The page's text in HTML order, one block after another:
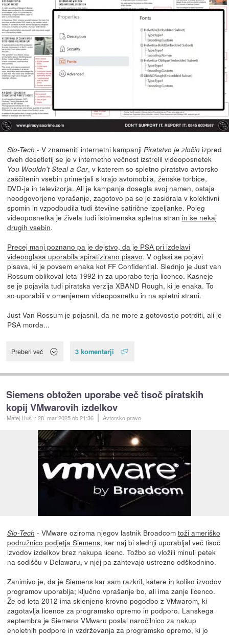
Slo-Tech - V znameniti internetni kampanji Piratstvo je zločin izpred
dveh desetletij se je v internetno večnost izstrelil videoposnetek
You Wouldn't Steal a Car, v katerem so spletno piratstvo avtorsko
zaščitenih vsebin primerjali s krajo avtomobila, ženske torbice,
DVD-ja in televizorja. Ali je kampanja dosegla svoj namen, ostaja
neodgovorjeno vprašanje, zagotovo pa se je zasidrala v kolektivni
spomin in vzpodbudila tudi številne satirične izpeljanke. Poleg
videoposnetka je živela tudi istoimenska spletna stran in še nekaj
drugih vsebin.
Precej manj poznano pa je dejstvo, da je PSA pri izdelavi
videooglasa uporabila spiratizirano pisavo. V oglasi se pojavi
pisava, ki je povsem enaka kot FF Confidential. Slednjo je Just van
Rossum oblikoval leta 1992 in za uporabo terja licenco. Kasneje
se je pojavila tudi piratska verzija XBAND Rough, ki je enaka. To
so uporabili v omenjenem videoposnetku in na spletni strani.
Just Van Rossum je pojasnil, da ne more z gotovostjo potrditi, ali je
PSA morda...
Preberi več 3 komentarji
Siemens obtožen uporabe več tisoč piratskih
kopij VMwarovih izdelkov
Matej Huš ::28. mar 2025ob 21:36 Avtorsko pravo
Slo-Tech - VMware oziroma njegov lastnik Broadcom toži ameriško
podružnico podjetja Siemens, ker naj bi slednji uporabljal več tisoč
izvodov izdelkov brez nakupa licenc. Tožbo so vložili minuli petek
na sodišču v Delawaru, v njej pa zahtevajo ustrezno odškodnino.
Zanimivo je, da je Siemens kar sam razkril, katere in koliko izvodov
programov uporablja; ključno vprašanje bo, ali ima zanje licenco.
Že od leta 2012 ima sklenjeno krovno pogodbo z VMwarom, ki
zagotavlja licence za programsko opremo in podporo. Lanskega
septembra je Siemens VMwaru poslal naročilnico za nakup
enoletnih podpore in vzdrževanja za programsko opremo, ki jo